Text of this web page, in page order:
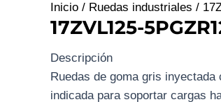
Inicio / Ruedas industriales /
17ZVL125-
Descripción
Ruedas de goma gris
indicada para soportar cargas